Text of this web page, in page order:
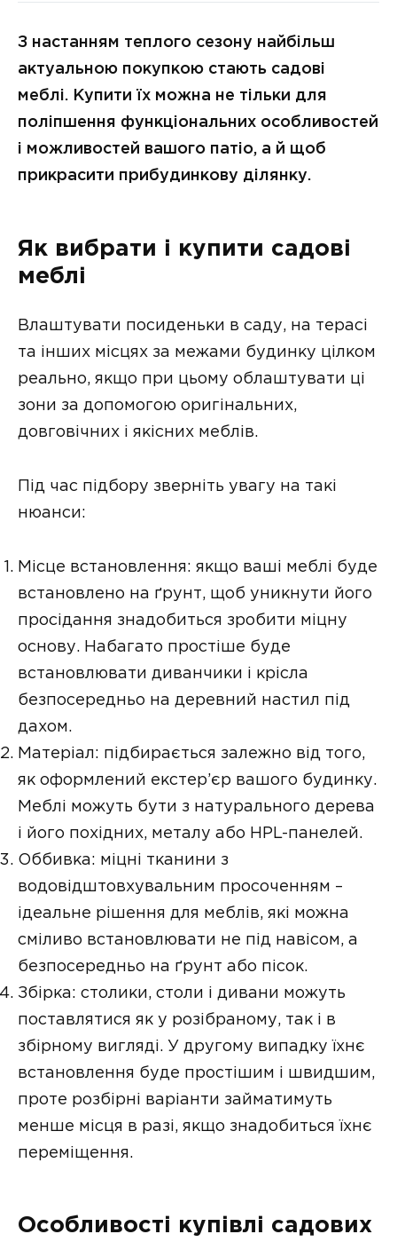
З настанням теплого сезону найбільш
актуальною покупкою стають садові
меблі. Купити їх можна не тільки для
поліпшення функціональних особливостей
і можливостей вашого патіо, а й щоб
прикрасити прибудинкову ділянку.
Як вибрати і купити садові
меблі
Влаштувати посиденьки в саду, на терасі
та інших місцях за межами будинку цілком
реально, якщо при цьому облаштувати ці
зони за допомогою оригінальних,
довговічних і якісних меблів.
Під час підбору зверніть увагу на такі
нюанси:
Місце встановлення: якщо ваші меблі буде
встановлено на ґрунт, щоб уникнути його
просідання знадобиться зробити міцну
основу. Набагато простіше буде
встановлювати диванчики і крісла
безпосередньо на деревний настил під
дахом.
Матеріал: підбирається залежно від того,
як оформлений екстер’єр вашого будинку.
Меблі можуть бути з натурального дерева
і його похідних, металу або HPL-панелей.
Оббивка: міцні тканини з
водовідштовхувальним просоченням –
ідеальне рішення для меблів, які можна
сміливо встановлювати не під навісом, а
безпосередньо на ґрунт або пісок.
Збірка: столики, столи і дивани можуть
поставлятися як у розібраному, так і в
збірному вигляді. У другому випадку їхнє
встановлення буде простішим і швидшим,
проте розбірні варіанти займатимуть
менше місця в разі, якщо знадобиться їхнє
переміщення.
Особливості купівлі садових